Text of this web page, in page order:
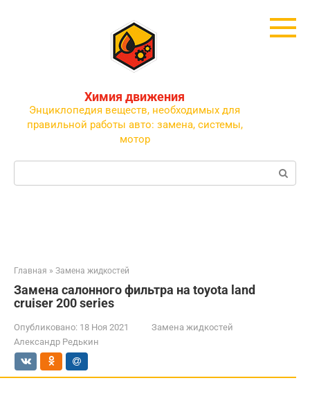
Химия движения
Энциклопедия веществ, необходимых для
правильной работы авто: замена, системы,
мотор
Поиск:
Главная » Замена жидкостей
Замена салонного фильтра на toyota land
cruiser 200 series
Опубликовано: 18 Ноя 2021
Замена жидкостей
Александр Редькин